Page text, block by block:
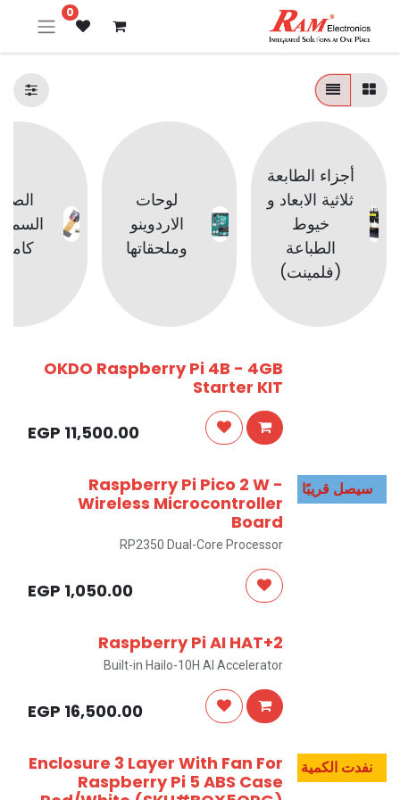
0
أجزاء الطابعة
ثلاثية الابعاد و
خيوط
الطباعة
(فلمينت)
لوحات
الاردوينو
وملحقاتها
OKDO Raspberry Pi 4B - 4GB
Starter KIT
11,500.00
سيصل قريبًا
Raspberry Pi Pico 2 W -
Wireless Microcontroller
Board
RP2350 Dual-Core Processor
1,050.00
Raspberry Pi AI HAT+2
Built-in Hailo-10H AI Accelerator
16,500.00
نفدت الكمية
Enclosure 3 Layer With Fan For
Raspberry Pi 5 ABS Case